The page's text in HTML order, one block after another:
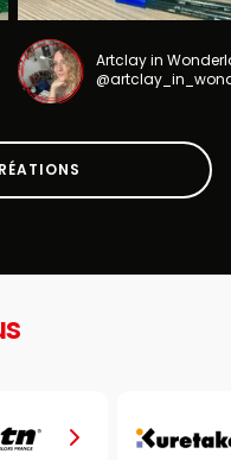
Artclay in